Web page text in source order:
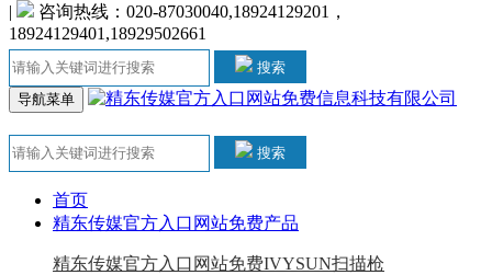
|
咨询热线：020-87030040,18924129201，
18924129401,18929502661
搜索
导航菜单
搜索
首页
精东传媒官方入口网站免费产品
精东传媒官方入口网站免费IVYSUN扫描枪